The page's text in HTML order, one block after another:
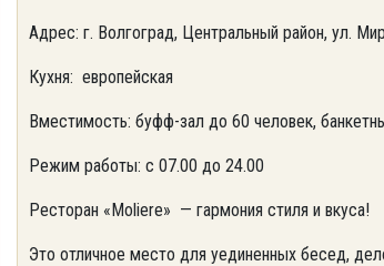
Адрес: г. Волгоград, Центральный район, ул.
Кухня: европейская
Вместимость: буфф-зал до 60 человек,
Режим работы: с 07.00 до 24.00
Ресторан «Moliere» — гармония стиля и вкуса!
Это отличное место для уединенных бесед,